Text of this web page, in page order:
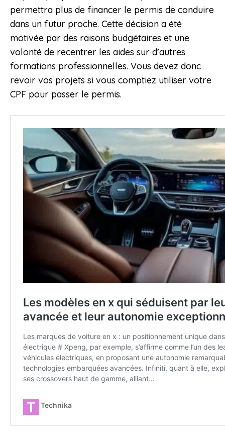
permettra plus de financer le permis de conduire
dans un futur proche. Cette décision a été
motivée par des raisons budgétaires et une
volonté de recentrer les aides sur d’autres
formations professionnelles. Vous devez donc
revoir vos projets si vous comptiez utiliser votre
CPF pour passer le permis.